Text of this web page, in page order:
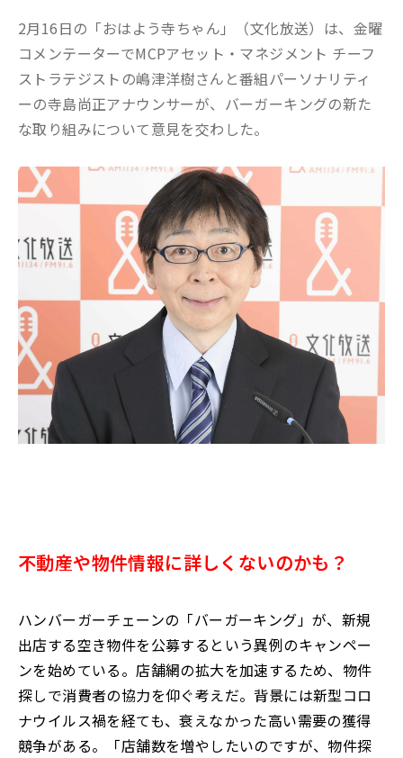
2月16日の「おはよう寺ちゃん」（文化放送）は、金曜
コメンテーターでMCPアセット・マネジメント チーフ
ストラテジストの嶋津洋樹さんと番組パーソナリティ
ーの寺島尚正アナウンサーが、バーガーキングの新た
な取り組みについて意見を交わした。
不動産や物件情報に詳しくないのかも？
ハンバーガーチェーンの「バーガーキング」が、新規
出店する空き物件を公募するという異例のキャンペー
ンを始めている。店舗網の拡大を加速するため、物件
探しで消費者の協力を仰ぐ考えだ。背景には新型コロ
ナウイルス禍を経ても、衰えなかった高い需要の獲得
競争がある。「店舗数を増やしたいのですが、物件探